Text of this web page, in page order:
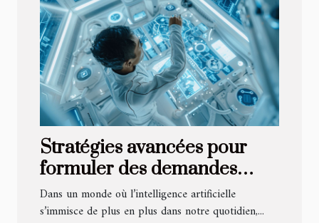
Stratégies avancées pour
formuler des demandes
efficaces à un assistant IA
Dans un monde où l’intelligence artificielle
s’immisce de plus en plus dans notre quotidien,...